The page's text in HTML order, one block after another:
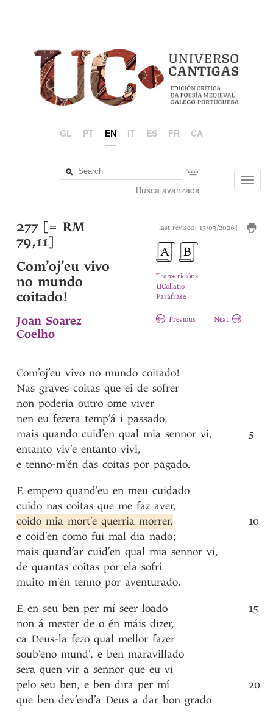
GL PT EN IT ES FR CA
Busca avanzada
[last revised: 13/03/2026]
Transcricións
UCollatio
Paráfrase
Previous Next
277 [= RM
79,11]
Com’oj’eu vivo
no mundo
coitado!
Joan Soarez
Coelho
Com’oj’eu vivo no mundo coitado!
Nas graves coitas que ei de sofrer
non poderia outro ome viver
nen eu fezera temp’á i passado,
mais quando cuid’en qual mia sennor vi,
entanto viv’e entanto vivi,
e tenno-m’én das coitas por pagado.
E empero quand’eu en meu cuidado
cuido nas coitas que me faz aver,
coido mia mort’e querria morrer,
e coid’en como fui mal dia nado;
mais quand’ar cuid’en qual mia sennor vi,
de quantas coitas por ela sofri
muito m’én tenno por aventurado.
E en seu ben per mí seer loado
non á mester de o én máis dizer,
ca Deus-la fezo qual mellor fazer
soub’eno mund’, e ben maravillado
sera quen vir a sennor que eu vi
pelo seu ben, e ben dira per mí
que ben dev’end’a Deus a dar bon grado
5
10
15
20